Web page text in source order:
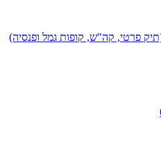
פרטי, קה"ש, קופות גמל ופנסיה)